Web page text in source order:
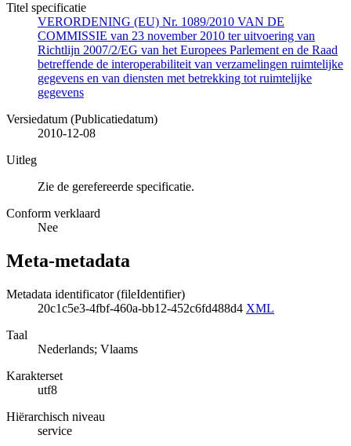
Titel specificatie
VERORDENING (EU) Nr. 1089/2010 VAN DE
COMMISSIE van 23 november 2010 ter uitvoering van
Richtlijn 2007/2/EG van het Europees Parlement en de Raad
betreffende de interoperabiliteit van verzamelingen ruimtelijke
gegevens en van diensten met betrekking tot ruimtelijke
gegevens
Versiedatum (Publicatiedatum)
2010-12-08
Uitleg
Zie de gerefereerde specificatie.
Conform verklaard
Nee
Meta-metadata
Metadata identificator (fileIdentifier)
20c1c5e3-4fbf-460a-bb12-452c6fd488d4 XML
Taal
Nederlands; Vlaams
Karakterset
utf8
Hiërarchisch niveau
service